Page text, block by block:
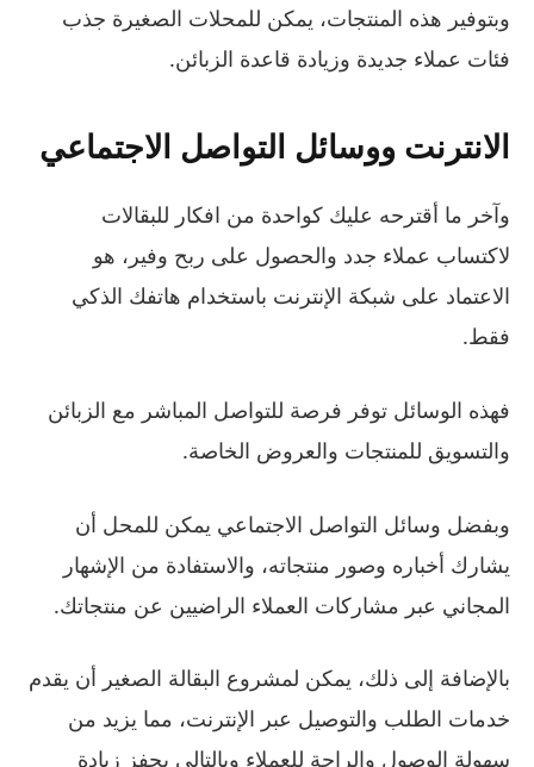
وبتوفير هذه المنتجات، يمكن للمحلات الصغيرة جذب
فئات عملاء جديدة وزيادة قاعدة الزبائن.
الانترنت ووسائل التواصل الاجتماعي
وآخر ما أقترحه عليك كواحدة من افكار للبقالات
لاكتساب عملاء جدد والحصول على ربح وفير، هو
الاعتماد على شبكة الإنترنت باستخدام هاتفك الذكي
فقط.
فهذه الوسائل توفر فرصة للتواصل المباشر مع الزبائن
والتسويق للمنتجات والعروض الخاصة.
وبفضل وسائل التواصل الاجتماعي يمكن للمحل أن
يشارك أخباره وصور منتجاته، والاستفادة من الإشهار
المجاني عبر مشاركات العملاء الراضيين عن منتجاتك.
بالإضافة إلى ذلك، يمكن لمشروع البقالة الصغير أن يقدم
خدمات الطلب والتوصيل عبر الإنترنت، مما يزيد من
سهولة الوصول والراحة للعملاء وبالتالي يحفز زيادة